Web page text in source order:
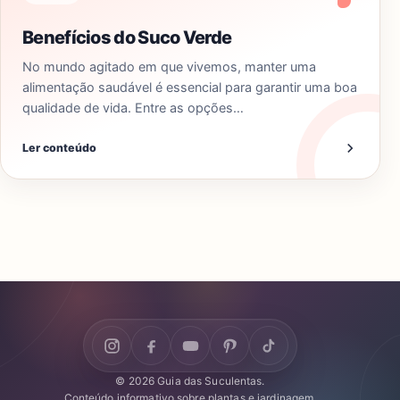
Benefícios do Suco Verde
No mundo agitado em que vivemos, manter uma
alimentação saudável é essencial para garantir uma boa
qualidade de vida. Entre as opções…
Ler conteúdo
© 2026 Guia das Suculentas.